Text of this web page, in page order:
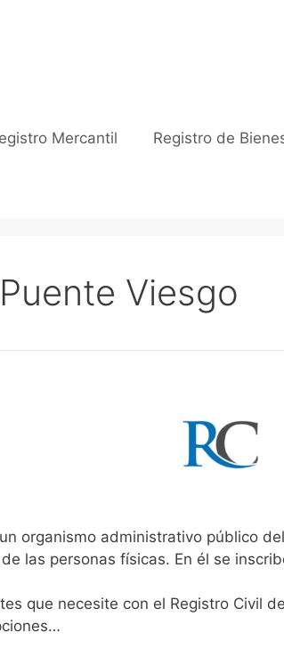
Mercantil Registro de
Viesgo
organismo administrativo público
las personas físicas. En él se
que necesite con el Registro Civil